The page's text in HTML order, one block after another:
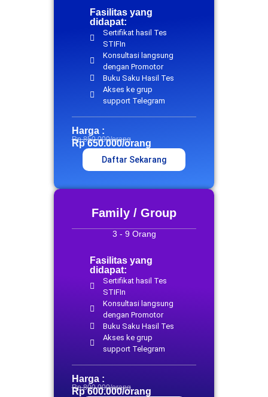
Fasilitas yang
didapat:
Sertifikat hasil Tes
STIFIn
Konsultasi langsung
dengan Promotor
Buku Saku Hasil Tes
Akses ke grup
support Telegram
Harga :
Rp 850.000/orang
Rp 650.000/orang
Daftar Sekarang
Family / Group
3 - 9 Orang
Fasilitas yang
didapat:
Sertifikat hasil Tes
STIFIn
Konsultasi langsung
dengan Promotor
Buku Saku Hasil Tes
Akses ke grup
support Telegram
Harga :
Rp 800.000/orang
Rp 600.000/orang